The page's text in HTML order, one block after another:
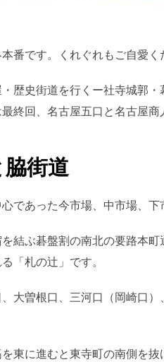
番です。くれぐれもご自愛く
歴史街道を行くー社寺城郭
終回、名古屋五口と名古屋商
街道
であった今市場、中市場、
結ぶ碁盤割の南北の要路本
「札の辻」です。
大曽根口、三河口（岡崎口
を東に進むと東寺町の南側を